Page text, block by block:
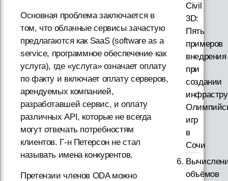
Основная проблема заключается в
том, что облачные сервисы зачастую
предлагаются как SaaS (software as a
service, программное обеспечение как
услуга), где «услуга» означает оплату
по факту и включает оплату серверов,
арендуемых компанией,
разработавшей сервис, и оплату
различных API, которые не всегда
могут отвечать потребностям
клиентов. Г-н Петерсон не стал
называть имена конкурентов.
Претензии членов ODA можно
Civil
3D:
Пять
примеров
внедрения
при
создании
игр
в
Сочи
объёмов